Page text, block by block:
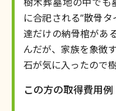
に合祀される”散骨
達だけの納骨棺があ
んだが、家族を象徴
石が気に入ったので
この方の取得費用例